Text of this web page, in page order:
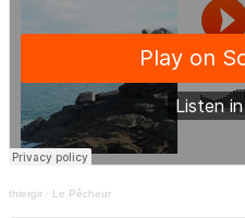
thiergir · Le Pêcheur